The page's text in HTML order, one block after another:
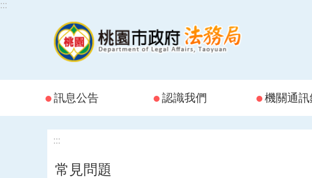
跳到主要內容區塊
:::
訊息公告 認識我們 機關通訊
:::
常見問題